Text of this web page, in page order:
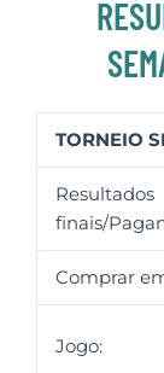
TORNEIO
Resultados
finais/
Comprar
Jogo: